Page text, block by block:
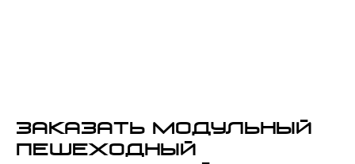
Заказать модульный
пешеходный